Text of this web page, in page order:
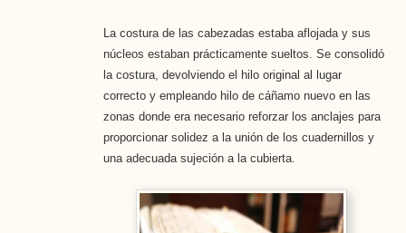
La costura de las cabezadas estaba aflojada y sus
núcleos estaban prácticamente sueltos. Se consolidó
la costura, devolviendo el hilo original al lugar
correcto y empleando hilo de cáñamo nuevo en las
zonas donde era necesario reforzar los anclajes para
proporcionar solidez a la unión de los cuadernillos y
una adecuada sujeción a la cubierta.